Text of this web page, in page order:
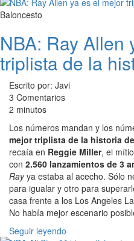
Baloncesto
NBA: Ray Allen
triplista de la
Escrito por: Javi
3 Comentarios
2 minutos
Los números mandan y los
mejor triplista de la historia
recaía en Reggie Miller, el
con 2.560 lanzamientos de 3
Rayya estaba al acecho. Sólo
para igualar y otro para
casa frente a los Los Angeles
No había mejor escenario
Seguir leyendo